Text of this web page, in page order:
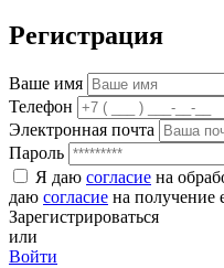
Регистрация
Ваше имя
Телефон
Электронная почта
Пароль
Я даю согласие на
даю согласие на получение
Зарегистрироваться
или
Войти